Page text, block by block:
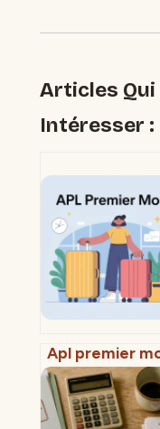
Articles
Intéresser :
Apl premier
astuce pour ne
pas perdre vos
droits